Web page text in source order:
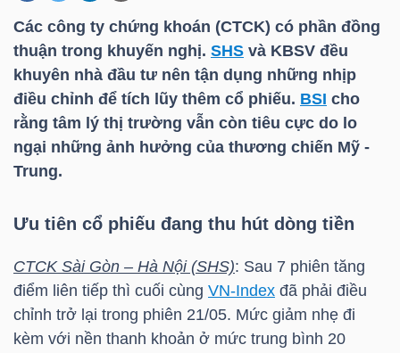
Các công ty chứng khoán (CTCK) có phần đồng
thuận trong khuyến nghị. SHS và KBSV đều
khuyên nhà đầu tư nên tận dụng những nhịp
điều chỉnh để tích lũy thêm cổ phiếu. BSI cho
rằng tâm lý thị trường vẫn còn tiêu cực do lo
ngại những ảnh hưởng của thương chiến Mỹ -
Trung.
Ưu tiên cổ phiếu đang thu hút dòng tiền
CTCK Sài Gòn – Hà Nội (SHS): Sau 7 phiên tăng
điểm liên tiếp thì cuối cùng VN-Index đã phải điều
chỉnh trở lại trong phiên 21/05. Mức giảm nhẹ đi
kèm với nền thanh khoản ở mức trung bình 20
DOANH
NGHIỆP
BẤT
TÀI
CHÍNH